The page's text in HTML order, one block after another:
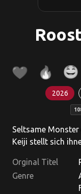
2026
Seltsame
Keiji stellt sich
Orginal Titel
Genre